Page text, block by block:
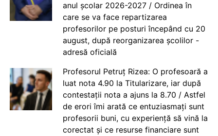
anul școlar 2026-2027 / Ordinea în
care se va face repartizarea
profesorilor pe posturi începând cu 20
august, după reorganizarea școlilor -
adresă oficială
Profesorul Petruț Rizea: O profesoară a
luat nota 4.90 la Titularizare, iar după
contestații nota a ajuns la 8.70 / Astfel
de erori îmi arată ce entuziasmați sunt
profesorii buni, cu experiență să vină la
corectat și ce resurse financiare sunt